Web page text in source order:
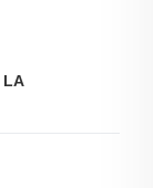
LA